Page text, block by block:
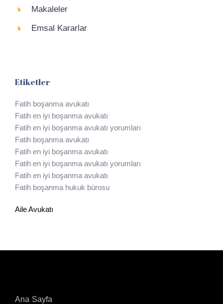
Makaleler
Emsal Kararlar
Etiketler
Fatih boşanma avukatı
Fatih en iyi boşanma avukatı
Fatih en iyi boşanma avukatı yorumları
Fatih boşanma avukatı
Fatih en iyi boşanma avukatı
Fatih en iyi boşanma avukatı yorumları
Fatih en iyi boşanma avukatı
Fatih boşanma hukuk bürosu
Aile Avukatı
Ana Sayfa